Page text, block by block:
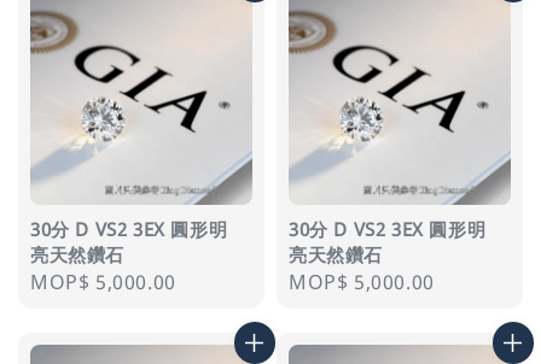
30分 D VS2 3EX 圓形明
亮天然鑽石
Regular
MOP$ 5,000.00
30分 D VS2 3EX 圓形明
亮天然鑽石
Regular
MOP$ 5,000.00